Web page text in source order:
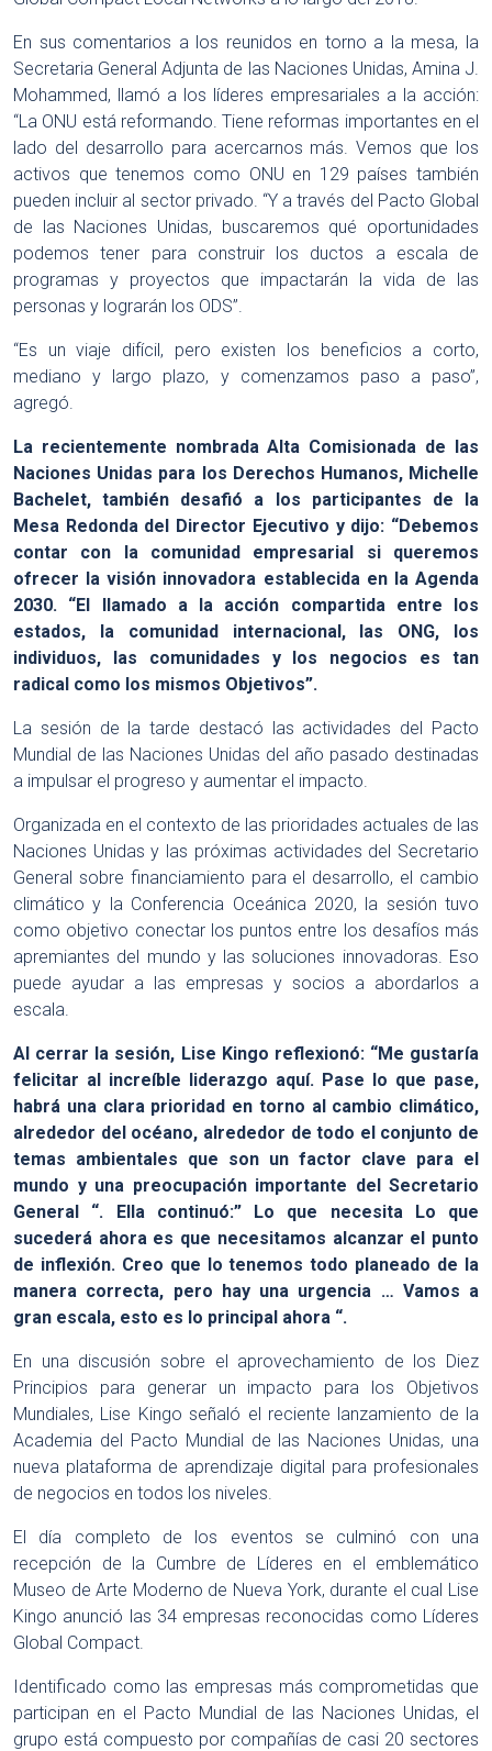
En sus comentarios a los reunidos en torno a la mesa, la
Secretaria General Adjunta de las Naciones Unidas, Amina J.
Mohammed, llamó a los líderes empresariales a la acción:
“La ONU está reformando. Tiene reformas importantes en el
lado del desarrollo para acercarnos más. Vemos que los
activos que tenemos como ONU en 129 países también
pueden incluir al sector privado. “Y a través del Pacto Global
de las Naciones Unidas, buscaremos qué oportunidades
podemos tener para construir los ductos a escala de
programas y proyectos que impactarán la vida de las
personas y lograrán los ODS”.
“Es un viaje difícil, pero existen los beneficios a corto,
mediano y largo plazo, y comenzamos paso a paso”,
agregó.
La recientemente nombrada Alta Comisionada de las
Naciones Unidas para los Derechos Humanos, Michelle
Bachelet, también desafió a los participantes de la
Mesa Redonda del Director Ejecutivo y dijo: “Debemos
contar con la comunidad empresarial si queremos
ofrecer la visión innovadora establecida en la Agenda
2030. “El llamado a la acción compartida entre los
estados, la comunidad internacional, las ONG, los
individuos, las comunidades y los negocios es tan
radical como los mismos Objetivos”.
La sesión de la tarde destacó las actividades del Pacto
Mundial de las Naciones Unidas del año pasado destinadas
a impulsar el progreso y aumentar el impacto.
Organizada en el contexto de las prioridades actuales de las
Naciones Unidas y las próximas actividades del Secretario
General sobre financiamiento para el desarrollo, el cambio
climático y la Conferencia Oceánica 2020, la sesión tuvo
como objetivo conectar los puntos entre los desafíos más
apremiantes del mundo y las soluciones innovadoras. Eso
puede ayudar a las empresas y socios a abordarlos a
escala.
Al cerrar la sesión, Lise Kingo reflexionó: “Me gustaría
felicitar al increíble liderazgo aquí. Pase lo que pase,
habrá una clara prioridad en torno al cambio climático,
alrededor del océano, alrededor de todo el conjunto de
temas ambientales que son un factor clave para el
mundo y una preocupación importante del Secretario
General “. Ella continuó:” Lo que necesita Lo que
sucederá ahora es que necesitamos alcanzar el punto
de inflexión. Creo que lo tenemos todo planeado de la
manera correcta, pero hay una urgencia … Vamos a
gran escala, esto es lo principal ahora “.
En una discusión sobre el aprovechamiento de los Diez
Principios para generar un impacto para los Objetivos
Mundiales, Lise Kingo señaló el reciente lanzamiento de la
Academia del Pacto Mundial de las Naciones Unidas, una
nueva plataforma de aprendizaje digital para profesionales
de negocios en todos los niveles.
El día completo de los eventos se culminó con una
recepción de la Cumbre de Líderes en el emblemático
Museo de Arte Moderno de Nueva York, durante el cual Lise
Kingo anunció las 34 empresas reconocidas como Líderes
Global Compact.
Identificado como las empresas más comprometidas que
participan en el Pacto Mundial de las Naciones Unidas, el
grupo está compuesto por compañías de casi 20 sectores